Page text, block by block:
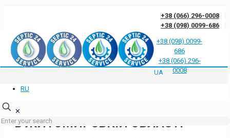
+38 (066) 296-0008
+38 (098) 0099-686
Відгуки клієнтів про нас Відповіді на часті запитання Блог
Контакти
Політика конфіденційності
+38 (098) 0099-
686
+38 (066) 296-
0008
UA
RU
✕
ВИКАЧКА ЯМ В АЕРОПОРТІ
РАЙОНІ ЖИТОМИРА
В ЖИТОМИРСЬКІЙ ОБЛАСТІ